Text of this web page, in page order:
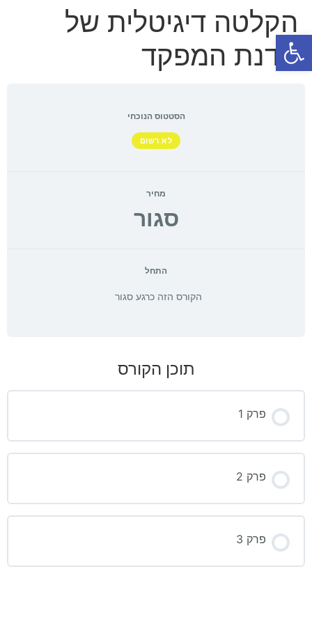
פתח סרגל נגישות
הקלטה דיגיטלית של
סדנת המפקד
הסטטוס הנוכחי
לא רשום
מחיר
סגור
התחל
הקורס הזה כרגע סגור
תוכן הקורס
פרק 1
פרק 2
פרק 3